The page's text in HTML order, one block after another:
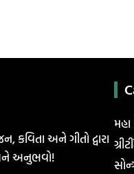
અને ગીતો દ્વારા
અનુભવો!
મહા